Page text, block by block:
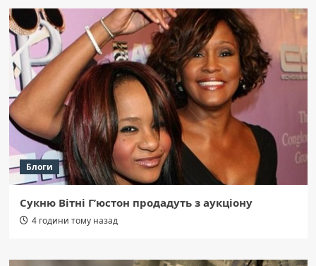
Блоги
Сукню Вітні Г’юстон продадуть з аукціону
4 години тому назад